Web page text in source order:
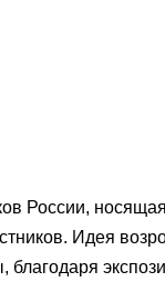
России,
Идея
благодаря